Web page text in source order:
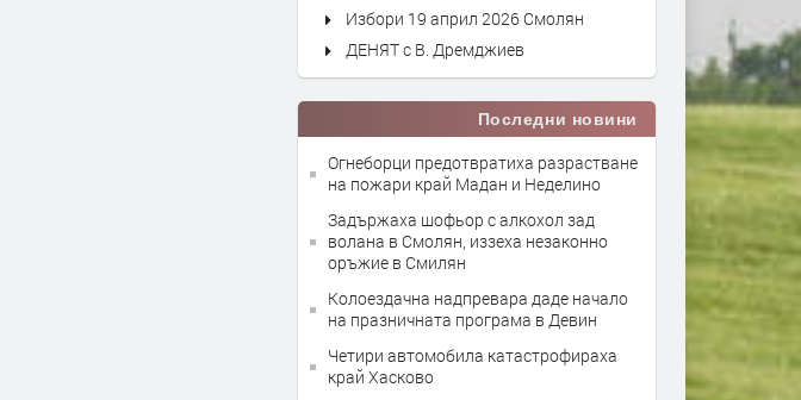
Избори 19 април 2026 Смолян
ДЕНЯТ с В. Дремджиев
Последни новини
Огнеборци предотвратиха разрастване
на пожари край Мадан и Неделино
Задържаха шофьор с алкохол зад
волана в Смолян, иззеха незаконно
оръжие в Смилян
Колоездачна надпревара даде начало
на празничната програма в Девин
Четири автомобила катастрофираха
край Хасково